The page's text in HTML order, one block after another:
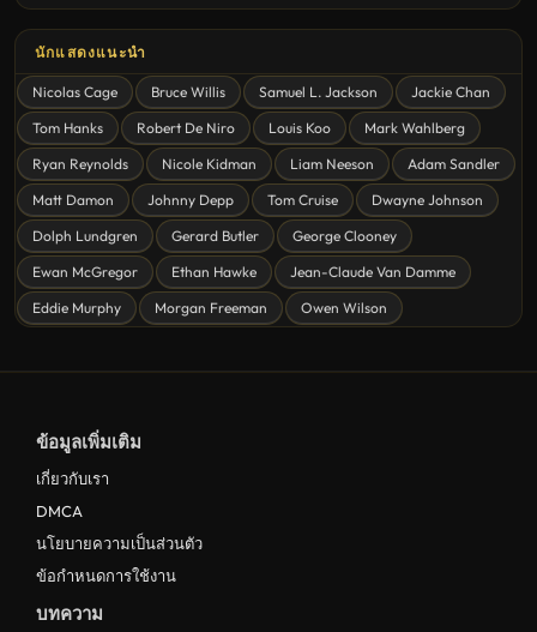
ดูหนังสยองขวัญ Horror
ดูหนังโรแมนติก Romance
หนังชีวิต
ดูหนังแฟนตาซี Fantasy
ดูหนังลึกลับ Mystery
ดูหนังอนิเมชั่น Animation
ดูหนังไซไฟ Sci-Fi
ดูหนังญี่ปุ่น Japan
ดูหนังชีวประวัติ Biography
ดูหนังเกาหลีใต้ South Korea
ระทึกขวัญ
นักแสดงแนะนำ
Nicolas Cage Bruce Willis Samuel L. Jackson
Jackie Chan
Tom Hanks
Robert De Niro Louis Koo
Mark Wahlberg
Ryan Reynolds
Nicole Kidman Liam Neeson
Adam Sandler
Matt Damon
Johnny Depp Tom Cruise
Dwayne Johnson
Dolph Lundgren
Gerard Butler
George Clooney
Ewan McGregor
Ethan Hawke
Jean-Claude Van Damme
Eddie Murphy
Morgan Freeman Owen Wilson
ข้อมูลเพิ่มเติม
เกี่ยวกับเรา
DMCA
นโยบายความเป็นส่วนตัว
ข้อกำหนดการใช้งาน
บทความ